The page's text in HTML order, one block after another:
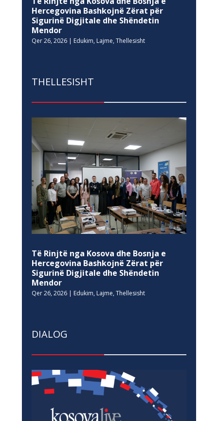
Hercegovina Bashkojnë Zërat për
Sigurinë Digjitale dhe Shëndetin
Mendor
Qer 26, 2026| Edukim, Lajme, Thellesisht
THELLESISHT
Të Rinjtë nga Kosova dhe Bosnja e
Hercegovina Bashkojnë Zërat për
Sigurinë Digjitale dhe Shëndetin
Mendor
Qer 26, 2026| Edukim, Lajme, Thellesisht
DIALOG